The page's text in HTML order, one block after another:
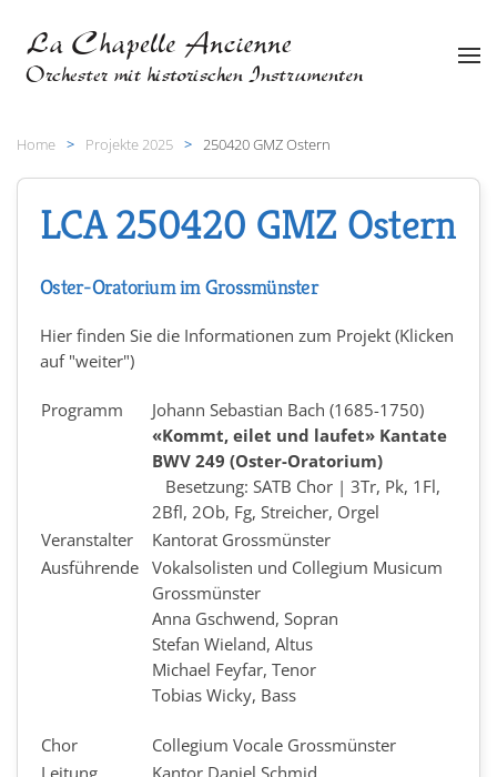
Zum Hauptinhalt springen
Home Projekte 2025 250420 GMZ Ostern
LCA 250420 GMZ Ostern
Oster-Oratorium im Grossmünster
Hier finden Sie die Informationen zum Projekt (Klicken
auf "weiter")
Programm
Johann Sebastian Bach (1685-1750)
«Kommt, eilet und laufet» Kantate
BWV 249 (Oster-Oratorium)
Besetzung: SATB Chor | 3Tr, Pk, 1Fl,
2Bfl, 2Ob, Fg, Streicher, Orgel
Veranstalter
Kantorat Grossmünster
Ausführende Vokalsolisten und Collegium Musicum
Grossmünster
Anna Gschwend, Sopran
Stefan Wieland, Altus
Michael Feyfar, Tenor
Tobias Wicky, Bass
Chor
Collegium Vocale Grossmünster
Leitung
Kantor Daniel Schmid